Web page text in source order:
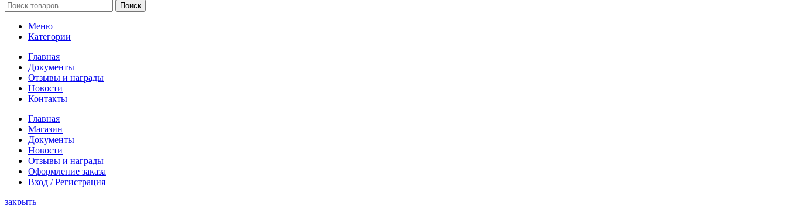
Поиск
Меню
Категории
Главная
Документы
Отзывы и награды
Новости
Контакты
Главная
Магазин
Документы
Новости
Отзывы и награды
Оформление заказа
Вход / Регистрация
закрыть